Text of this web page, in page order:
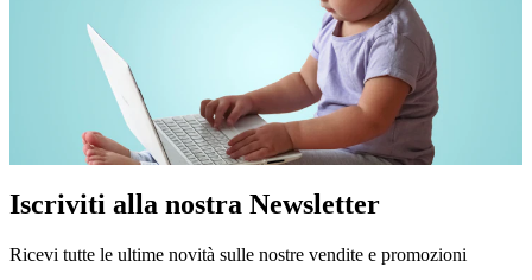
Iscriviti alla nostra Newsletter
Ricevi tutte le ultime novità sulle nostre vendite e promozioni